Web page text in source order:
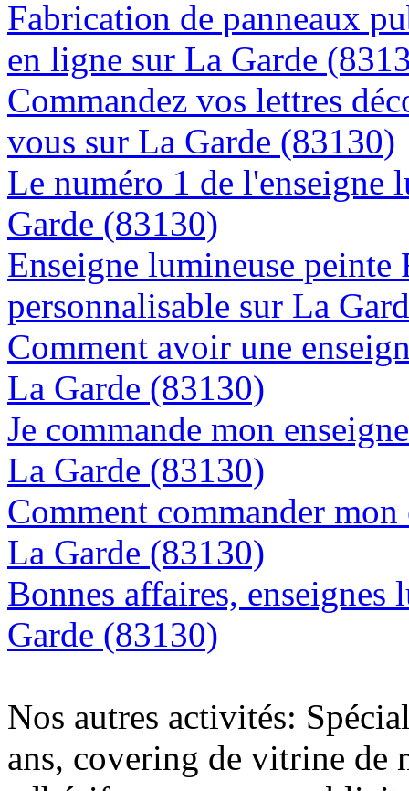
Fabrication de panneaux
en ligne sur La Garde
Commandez vos lettres
vous sur La Garde (83130)
Le numéro 1 de l'enseigne
Garde (83130)
Enseigne lumineuse
personnalisable sur La
Comment avoir une
La Garde (83130)
Je commande mon
La Garde (83130)
Comment commander
La Garde (83130)
Bonnes affaires, enseignes
Garde (83130)
Nos autres activités:
ans, covering de vitrine de